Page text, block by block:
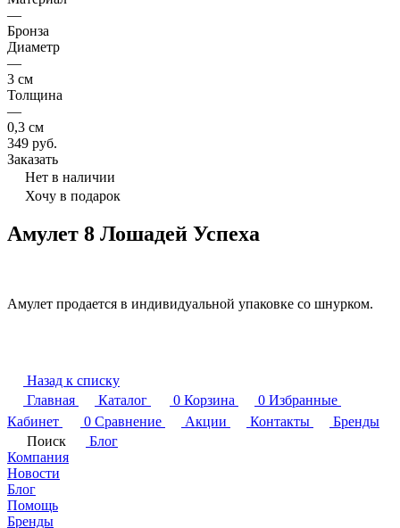
—
Бронза
Диаметр
—
3 см
Толщина
—
0,3 см
349 руб.
Заказать
Нет в наличии
Хочу в подарок
Амулет 8 Лошадей Успеха
Амулет продается в индивидуальной упаковке со шнурком.
Назад к списку
Главная
Каталог 0 Корзина 0 Избранные
Кабинет
0 Сравнение Акции Контакты
Бренды
Поиск
Блог
Компания
Новости
Блог
Помощь
Бренды